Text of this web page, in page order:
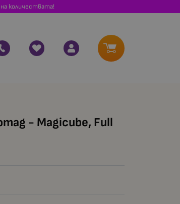
количествата!
- Magicube, Full